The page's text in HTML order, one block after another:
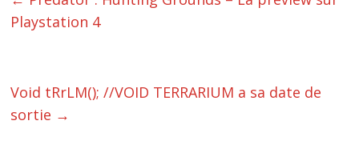
Playstation 4
Void tRrLM(); //VOID TERRARIUM a sa date de
sortie →